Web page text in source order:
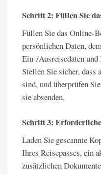
Schritt 2: Füllen Sie
Füllen Sie das Online-
persönlichen Daten,
Ein-/Ausreisedaten und
Stellen Sie sicher,
sind, und überprüfen
sie absenden.
Schritt 3:
Laden Sie gescannte
Ihres Reisepasses, ein
zusätzlichen